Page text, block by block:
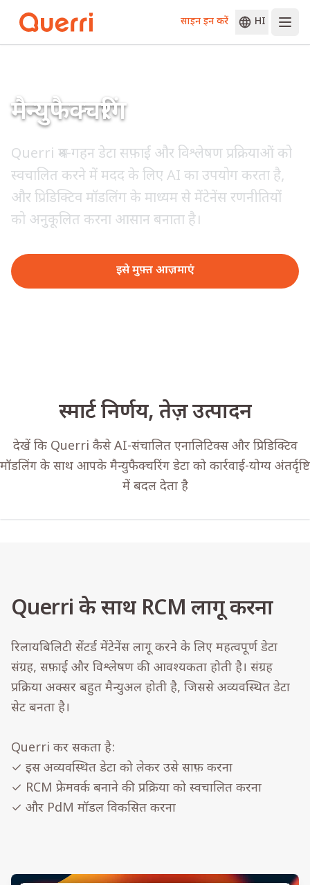
साइन इन करें HI
मैन्युफैक्चरिंग
Querri श्रम-गहन डेटा सफ़ाई और विश्लेषण प्रक्रियाओं को
स्वचालित करने में मदद के लिए AI का उपयोग करता है,
और प्रिडिक्टिव मॉडलिंग के माध्यम से मेंटेनेंस रणनीतियों
को अनुकूलित करना आसान बनाता है।
इसे मुफ़्त आज़माएं
स्मार्ट निर्णय, तेज़ उत्पादन
देखें कि Querri कैसे AI-संचालित एनालिटिक्स और प्रिडिक्टिव
मॉडलिंग के साथ आपके मैन्युफैक्चरिंग डेटा को कार्रवाई-योग्य अंतर्दृष्टि
में बदल देता है
Querri के साथ RCM लागू करना
रिलायबिलिटी सेंटर्ड मेंटेनेंस लागू करने के लिए महत्वपूर्ण डेटा
संग्रह, सफ़ाई और विश्लेषण की आवश्यकता होती है। संग्रह
प्रक्रिया अक्सर बहुत मैन्युअल होती है, जिससे अव्यवस्थित डेटा
सेट बनता है।
Querri कर सकता है:
✓ इस अव्यवस्थित डेटा को लेकर उसे साफ़ करना
✓ RCM फ्रेमवर्क बनाने की प्रक्रिया को स्वचालित करना
✓ और PdM मॉडल विकसित करना